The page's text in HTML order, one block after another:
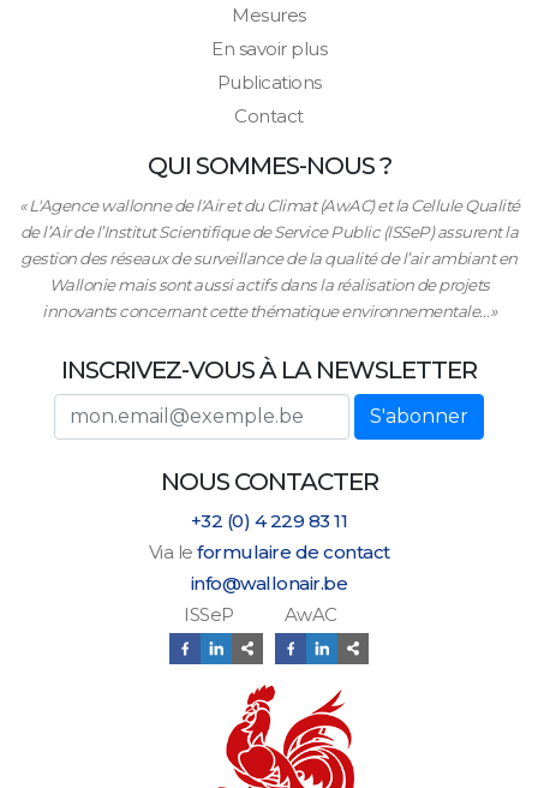
Mesures
En savoir plus
Publications
Contact
QUI SOMMES-NOUS ?
« L'Agence wallonne de l'Air et du Climat (AwAC) et la Cellule Qualité
de l’Air de l’Institut Scientifique de Service Public (ISSeP) assurent la
gestion des réseaux de surveillance de la qualité de l’air ambiant en
Wallonie mais sont aussi actifs dans la réalisation de projets
innovants concernant cette thématique environnementale…»
INSCRIVEZ-VOUS À LA NEWSLETTER
Adresse email S'abonner
NOUS CONTACTER
+32 (0) 4 229 83 11
Via le formulaire de contact
info@wallonair.be
ISSeP AwAC